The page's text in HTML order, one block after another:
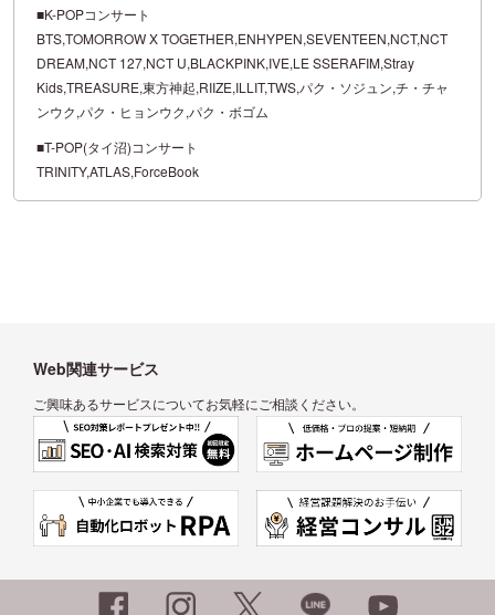
■K-POPコンサート
BTS,TOMORROW X TOGETHER,ENHYPEN,SEVENTEEN,NCT,NCT
DREAM,NCT 127,NCT U,BLACKPINK,IVE,LE SSERAFIM,Stray
Kids,TREASURE,東方神起,RIIZE,ILLIT,TWS,パク・ソジュン,チ・チャ
ンウク,パク・ヒョンウク,パク・ボゴム
■T-POP(タイ沼)コンサート
TRINITY,ATLAS,ForceBook
Web関連サービス
ご興味あるサービスについてお気軽にご相談ください。